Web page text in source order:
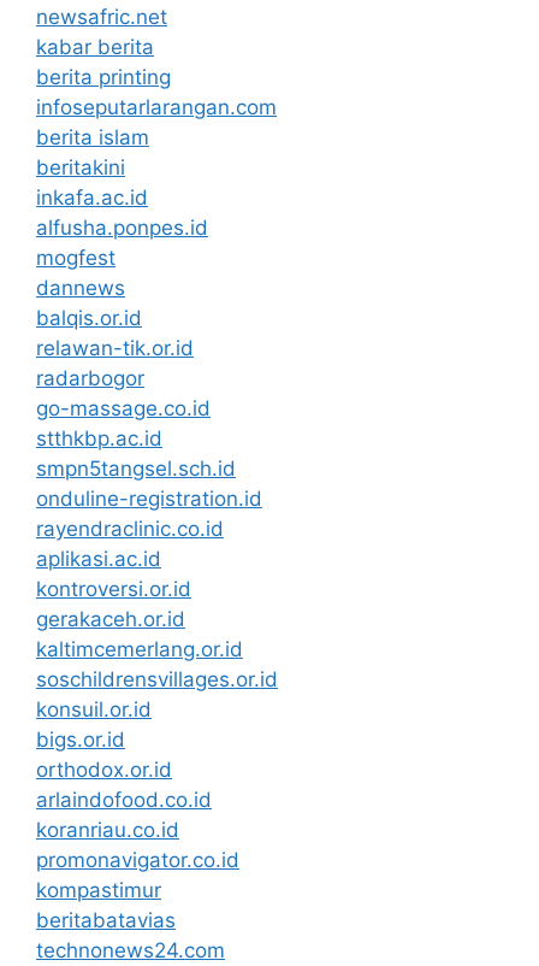
newsafric.net
kabar berita
berita printing
infoseputarlarangan.com
berita islam
beritakini
inkafa.ac.id
alfusha.ponpes.id
mogfest
dannews
balqis.or.id
relawan-tik.or.id
radarbogor
go-massage.co.id
stthkbp.ac.id
smpn5tangsel.sch.id
onduline-registration.id
rayendraclinic.co.id
aplikasi.ac.id
kontroversi.or.id
gerakaceh.or.id
kaltimcemerlang.or.id
soschildrensvillages.or.id
konsuil.or.id
bigs.or.id
orthodox.or.id
arlaindofood.co.id
koranriau.co.id
promonavigator.co.id
kompastimur
beritabatavias
technonews24.com